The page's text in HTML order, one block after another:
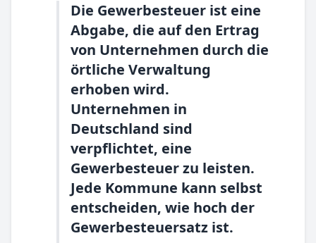
Die Gewerbesteuer ist eine
Abgabe, die auf den Ertrag
von Unternehmen durch die
örtliche Verwaltung
erhoben wird.
Unternehmen in
Deutschland sind
verpflichtet, eine
Gewerbesteuer zu leisten.
Jede Kommune kann selbst
entscheiden, wie hoch der
Gewerbesteuersatz ist.